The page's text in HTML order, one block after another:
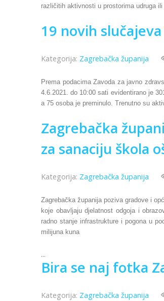
različitih aktivnosti u prostorima udruga
19 novih
Kategorija: Zagrebačka županija
Prema podacima Zavoda za javno
4.6.2021. do 10:00 sati evidentirano je
a 75 osoba je preminulo. Trenutno su
Zagrebačka
za sanaciju škola
Kategorija: Zagrebačka županija
Zagrebačka županija poziva gradove i
koje obavljaju djelatnost odgoja i
radno stanje infrastrukture i pogona u
milijuna kuna
...
Bira se naj fotka
Kategorija: Zagrebačka županija